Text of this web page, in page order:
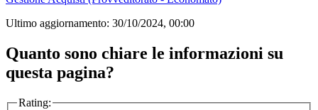
Ultimo aggiornamento: 30/10/2024, 00:00
Quanto sono chiare le informazioni su
questa pagina?
Rating: